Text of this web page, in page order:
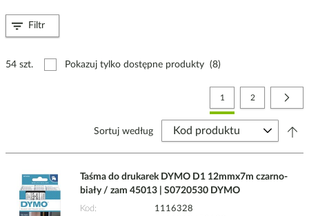
54 szt. Pokazuj tylko dostępne produkty (8)
Strona
Aktualnie czytasz stronę
1 Strona
2
Sortuj według
Taśma do drukarek DYMO D1 12mmx7m czarno-
biały / zam 45013 | S0720530 DYMO
Kod
1116328
Filtr